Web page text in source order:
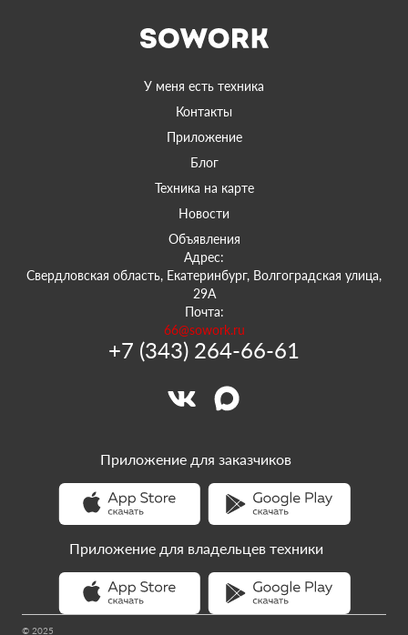
У меня есть техника
Контакты
Приложение
Блог
Техника на карте
Новости
Объявления
Адрес:
Свердловская область, Екатеринбург, Волгоградская улица,
29А
Почта:
66@sowork.ru
+7 (343) 264-66-61
© 2025
Приложение для заказчиков
Приложение для владельцев техники